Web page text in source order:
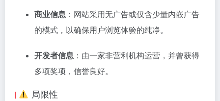
商业信息 ：网站采用无广告或仅含少量内嵌广告
的模式，以确保用户浏览体验的纯净。
开发者信息 ：由一家非营利机构运营，并曾获得
多项奖项，信誉良好。
局限性